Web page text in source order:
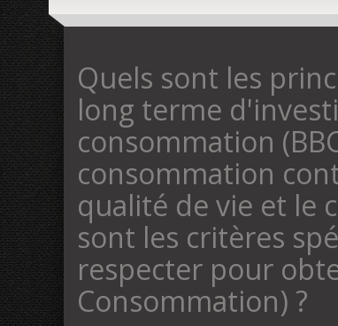
Quels sont les
long terme
consommation
consommation
qualité de vie et le
sont les critères
respecter pour
Consommation) ?